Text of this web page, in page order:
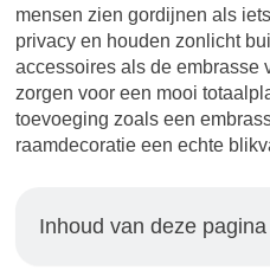
mensen zien gordijnen als
privacy en houden zonlicht
accessoires als de embrasse
zorgen voor een mooi
toevoeging zoals een
raamdecoratie een echte
Inhoud van deze pagina